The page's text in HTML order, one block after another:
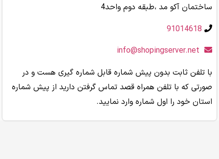
آکو مد ،طبقه دوم واحد4
ثابت بدون پیش شماره قابل شماره گیری هست و در
با تلفن همراه قصد تماس گرفتن دارید از پیش شماره
را اول شماره وارد نمایید.